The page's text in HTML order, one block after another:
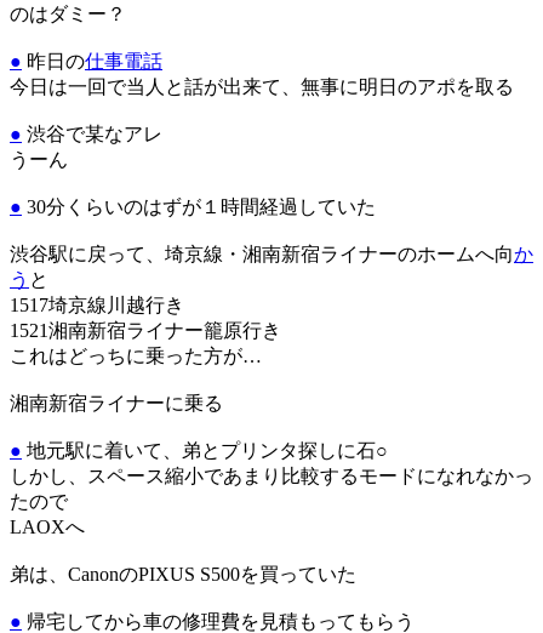
のはダミー？
● 昨日の仕事電話
今日は一回で当人と話が出来て、無事に明日のアポを取る
● 渋谷で某なアレ
うーん
● 30分くらいのはずが１時間経過していた
渋谷駅に戻って、埼京線・湘南新宿ライナーのホームへ向か
う と
1517埼京線川越行き
1521湘南新宿ライナー籠原行き
これはどっちに乗った方が…
湘南新宿ライナーに乗る
● 地元駅に着いて、弟とプリンタ探しに石○
しかし、スペース縮小であまり比較するモードになれなかっ
たので
LAOXへ
弟は、CanonのPIXUS S500を買っていた
● 帰宅してから車の修理費を見積もってもらう